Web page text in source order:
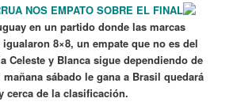
NOS EMPATO SOBRE EL FINAL
en un partido donde las marcas
8×8, un empate que no es del
Celeste y Blanca sigue dependiendo de
sábado le gana a Brasil quedará
cerca de la clasificación.